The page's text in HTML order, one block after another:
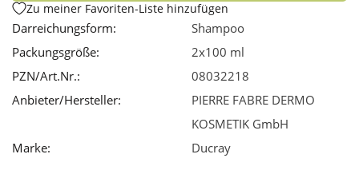
Zu meiner Favoriten-Liste hinzufügen
Darreichungsform:
Shampoo
Packungsgröße:
2x100 ml
PZN/Art.Nr.:
08032218
Anbieter/Hersteller:
PIERRE FABRE DERMO
KOSMETIK GmbH
Marke:
Ducray